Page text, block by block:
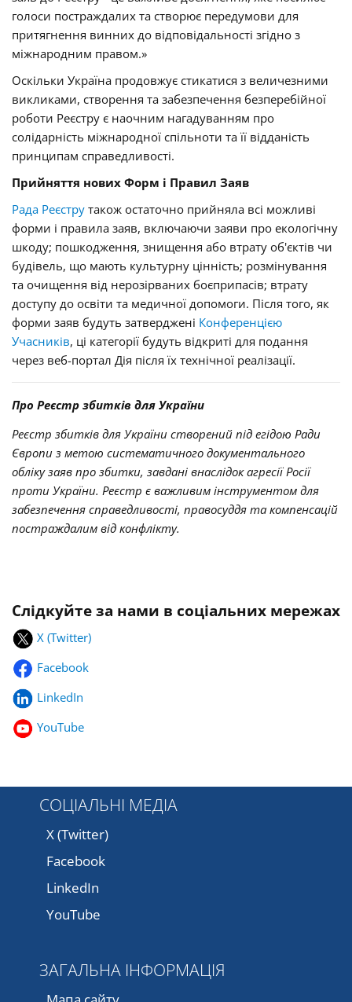
голоси постраждалих та створює передумови для
притягнення винних до відповідальності згідно з
міжнародним правом.»
Оскільки Україна продовжує стикатися з величезними
викликами, створення та забезпечення безперебійної
роботи Реєстру є наочним нагадуванням про
солідарність міжнародної спільноти та її відданість
принципам справедливості.
Прийняття нових Форм і Правил Заяв
Рада Реєстру також остаточно прийняла всі можливі
форми і правила заяв, включаючи заяви про екологічну
шкоду; пошкодження, знищення або втрату об'єктів чи
будівель, що мають культурну цінність; розмінування
та очищення від нерозірваних боєприпасів; втрату
доступу до освіти та медичної допомоги. Після того, як
форми заяв будуть затверджені Конференцією
Учасників, ці категорії будуть відкриті для подання
через веб-портал Дія після їх технічної реалізації.
Про Реєстр збитків для України
Реєстр збитків для України створений під егідою Ради
Європи з метою систематичного документального
обліку заяв про збитки, завдані внаслідок агресії Росії
проти України. Реєстр є важливим інструментом для
забезпечення справедливості, правосуддя та компенсацій
постраждалим від конфлікту.
Слідкуйте за нами в соціальних мережах
X (Twitter)
Facebook
LinkedIn
YouTube
СОЦІАЛЬНІ МЕДІА
X (Twitter)
Facebook
LinkedIn
YouTube
ЗАГАЛЬНА ІНФОРМАЦІЯ